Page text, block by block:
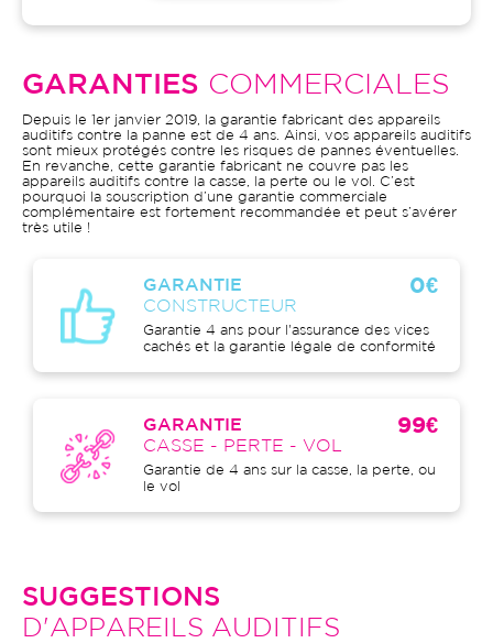
GARANTIES COMMERCIALES
Depuis le 1er janvier 2019, la garantie fabricant des appareils
auditifs contre la panne est de 4 ans. Ainsi, vos appareils auditifs
sont mieux protégés contre les risques de pannes éventuelles.
En revanche, cette garantie fabricant ne couvre pas les
appareils auditifs contre la casse, la perte ou le vol. C’est
pourquoi la souscription d’une garantie commerciale
complémentaire est fortement recommandée et peut s’avérer
très utile !
GARANTIE
CONSTRUCTEUR
0€
Garantie 4 ans pour l'assurance des vices
cachés et la garantie légale de conformité
GARANTIE
CASSE - PERTE - VOL
99€
Garantie de 4 ans sur la casse, la perte, ou
le vol
SUGGESTIONS
D'APPAREILS AUDITIFS